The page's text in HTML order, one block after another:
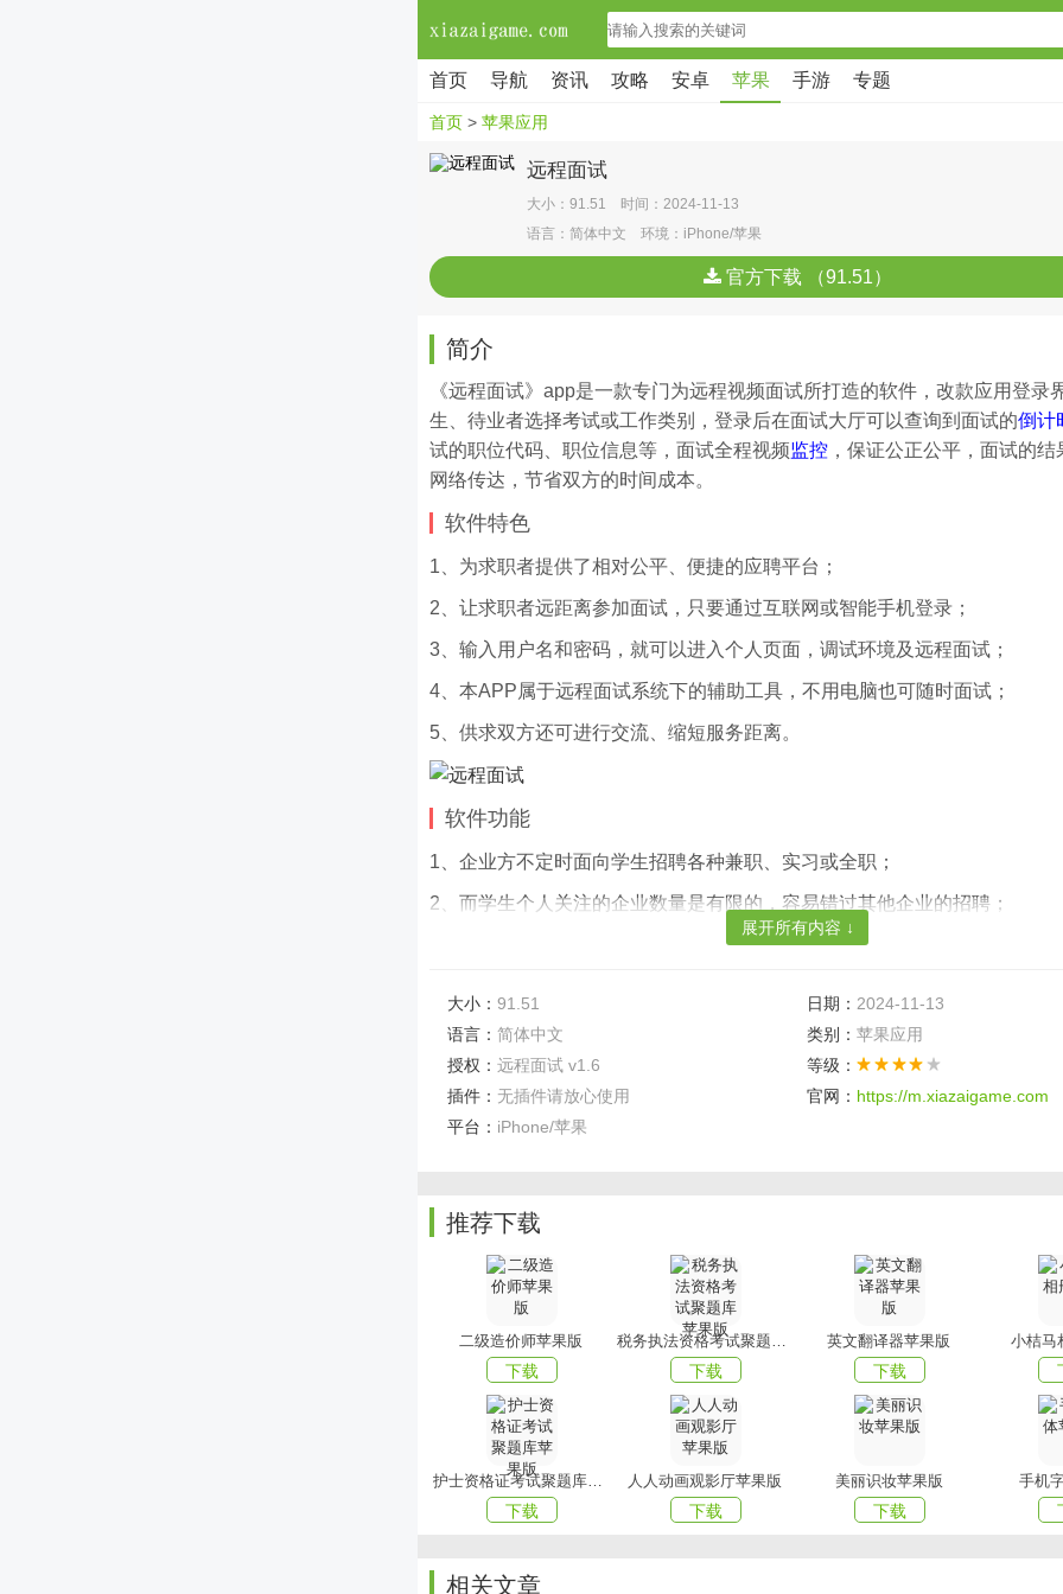
首页 导航 资讯 攻略 安卓 苹果 手游 专题
首页 > 苹果应用
远程面试
大小：91.51 时间：2024-11-13
语言：简体中文 环境：iPhone/苹果
官方下载 （91.51）
简介
《远程面试》app是一款专门为远程视频面试所打造的软件，改款应用登录
生、待业者选择考试或工作类别，登录后在面试大厅可以查询到面试的倒计
试的职位代码、职位信息等，面试全程视频监控 ，保证公正公平，面试的
网络传达，节省双方的时间成本。
软件特色
1、为求职者提供了相对公平、便捷的应聘平台；
2、让求职者远距离参加面试，只要通过互联网或智能手机登录；
3、输入用户名和密码，就可以进入个人页面，调试环境及远程面试；
4、本APP属于远程面试系统下的辅助工具，不用电脑也可随时面试；
5、供求双方还可进行交流、缩短服务距离。
软件功能
1、企业方不定时面向学生招聘各种兼职、实习或全职；
2、而学生个人关注的企业数量是有限的，容易错过其他企业的招聘；
3、这是由信息不对称不透明化造成的；另外，每个学校每年都会有“校招日
软件亮点
1、鉴于以上现象，我司拟与第三方专业招聘平台达成合作意向；
2、以智能空间作为平台工具，经招聘平台审核的企业及校招企业可在设备
进行远程面试；
4、简单便捷减少企业学生双方的路途、时间及金钱成本。
上文就是小编为您带来的远程面试了，更多精彩APP尽在 mmxiazai。
展开所有内容 ↓
大小： 91.51 日期： 2024-11-13
语言： 简体中文 类别： 苹果应用
授权： 远程面试 v1.6
等级：
插件： 无插件请放心使用 官网： https://m.xiazaigame.com
平台： iPhone/苹果
推荐下载
二级造价师苹果版
下载
税务执法资格考试聚题库苹果版
下载
英文翻译器苹果版
下载
小桔马
护士资格证考试聚题库苹果版
下载
人人动画观影厅苹果版
下载
美丽识妆苹果版
下载
手机
相关文章